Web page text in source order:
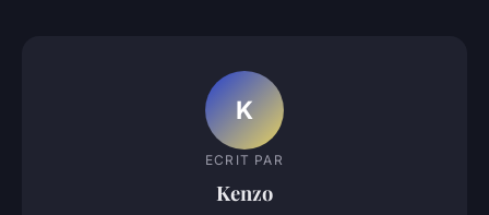
K
ECRIT PAR
Kenzo